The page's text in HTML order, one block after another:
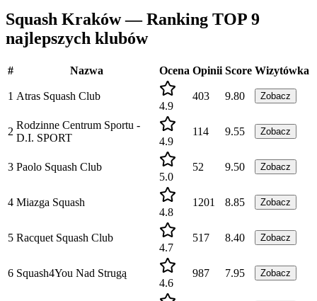
Squash Kraków — Ranking TOP 9
najlepszych klubów
# Nazwa Ocena Opinii Score Wizytówka
1 Atras Squash Club
4.9
403 9.80 Zobacz
2
Rodzinne Centrum Sportu -
D.I. SPORT
4.9
114 9.55 Zobacz
3 Paolo Squash Club
5.0
52 9.50 Zobacz
4 Miazga Squash
4.8
1201 8.85 Zobacz
5 Racquet Squash Club
4.7
517 8.40 Zobacz
6 Squash4You Nad Strugą
4.6
987 7.95 Zobacz